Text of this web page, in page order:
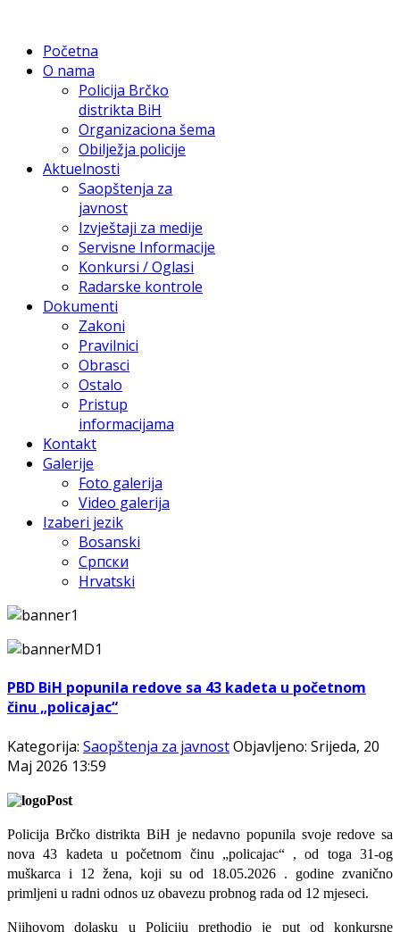
Početna
O nama
Policija Brčko
distrikta BiH
Organizaciona šema
Obilježja policije
Aktuelnosti
Saopštenja za
javnost
Izvještaji za medije
Servisne Informacije
Konkursi / Oglasi
Radarske kontrole
Dokumenti
Zakoni
Pravilnici
Obrasci
Ostalo
Pristup
informacijama
Kontakt
Galerije
Foto galerija
Video galerija
Izaberi jezik
Bosanski
Српски
Hrvatski
PBD BiH popunila redove sa 43 kadeta u početnom
činu „policajac“
Kategorija: Saopštenja za javnostObjavljeno: Srijeda, 20
Maj 2026 13:59
Policija Brčko distrikta BiH je nedavno popunila svoje redove sa
nova 43 kadeta u početnom činu „policajac“ , od toga31-og
muškarca i 12 žena, koji su od 18.05.2026 . godine zvanično
primljeni u radni odnos uz obavezu probnog rada od 12 mjeseci.
Njihovom dolasku u Policiju prethodio je put od konkursne